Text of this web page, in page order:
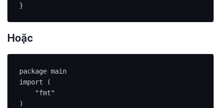
}
Hoặc
package main
import (
)